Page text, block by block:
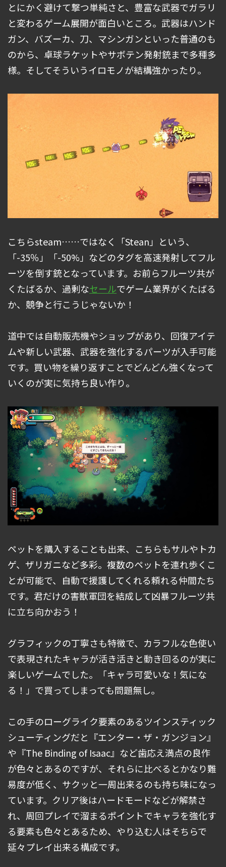
とにかく避けて撃つ単純さと、豊富な武器でガラリ
と変わるゲーム展開が面白いところ。武器はハンド
ガン、バズーカ、刀、マシンガンといった普通のも
のから、卓球ラケットやサボテン発射銃まで多種多
様。そしてそういうイロモノが結構強かったり。
こちらsteam……ではなく「Stean」という、
「-35％」「-50%」などのタグを高速発射してフル
ーツを倒す銃となっています。お前らフルーツ共が
くたばるか、過剰なセールでゲーム業界がくたばる
か、競争と行こうじゃないか！
道中では自動販売機やショップがあり、回復アイテ
ムや新しい武器、武器を強化するパーツが入手可能
です。買い物を繰り返すことでどんどん強くなって
いくのが実に気持ち良い作り。
ペットを購入することも出来、こちらもサルやトカ
ゲ、ザリガニなど多彩。複数のペットを連れ歩くこ
とが可能で、自動で援護してくれる頼れる仲間たち
です。君だけの害獣軍団を結成して凶暴フルーツ共
に立ち向かおう！
グラフィックの丁寧さも特徴で、カラフルな色使い
で表現されたキャラが活き活きと動き回るのが実に
楽しいゲームでした。「キャラ可愛いな！気にな
る！」で買ってしまっても問題無し。
この手のローグライク要素のあるツインスティック
シューティングだと『エンター・ザ・ガンジョン』
や『The Binding of Isaac』など歯応え満点の良作
が色々とあるのですが、それらに比べるとかなり難
易度が低く、サクッと一周出来るのも持ち味になっ
ています。クリア後はハードモードなどが解禁さ
れ、周回プレイで溜まるポイントでキャラを強化す
る要素も色々とあるため、やり込む人はそちらで
延々プレイ出来る構成です。